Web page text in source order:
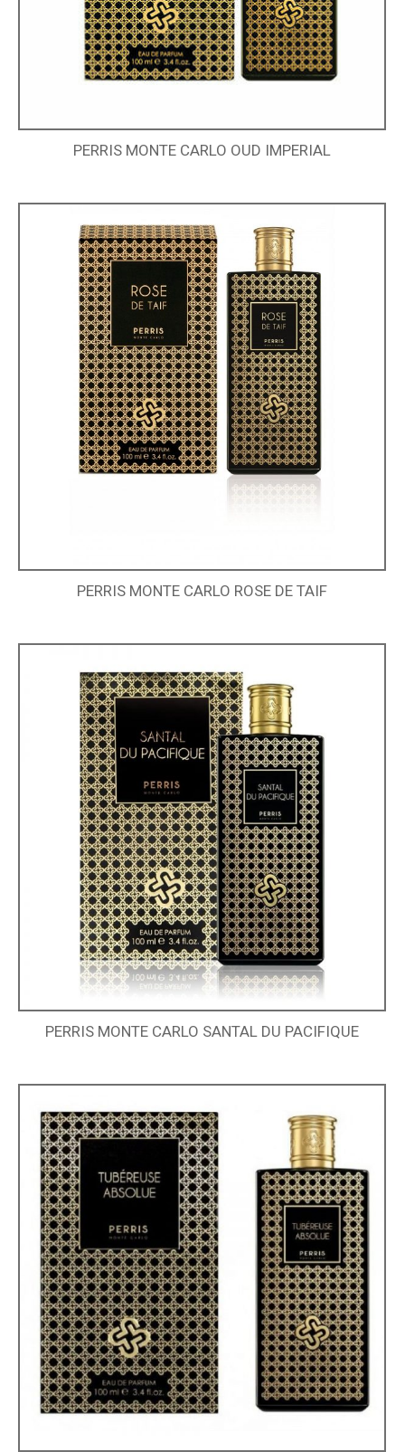
PERRIS MONTE CARLO OUD IMPERIAL
PERRIS MONTE CARLO ROSE DE TAIF
PERRIS MONTE CARLO SANTAL DU PACIFIQUE